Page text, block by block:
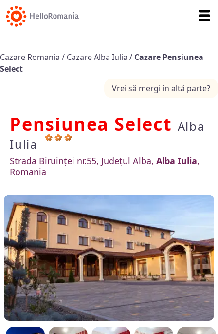
Cazare Romania / Cazare Alba Iulia / Cazare Pensiunea
Select
Vrei să mergi în altă parte?
Pensiunea Select Alba
Iulia
Strada Biruinței nr.55, Județul Alba, Alba Iulia,
Romania